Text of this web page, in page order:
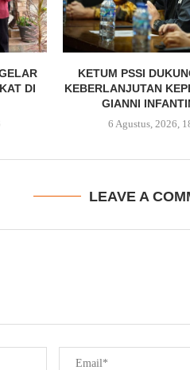
DI
KETUM PSSI
KEBERLANJUTAN
GIANNI
6 Agustus, 2026,
LEAVE A